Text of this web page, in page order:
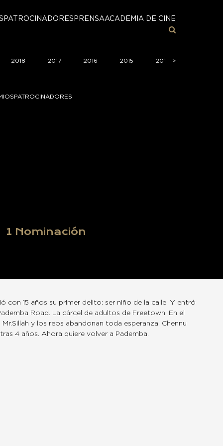
PATROCINADORES PRENSAACADEMIA DE CINE
2018 2017 2016 2015 2014 >
>
PATROCINADORES
1 Nominación
con 15 años su primer delito: ser niño de la calle. Y entró
Road. La cárcel de adultos de Freetown. En el
y los reos abandonan toda esperanza. Chennu
4 años. Ahora quiere volver a Pademba.